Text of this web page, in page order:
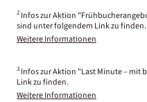
2 Infos zur Aktion
sind unter folgendem Link zu finden.
Weitere Informationen
3 Infos zur Aktion "Last Minute – mit
Link zu finden.
Weitere Informationen